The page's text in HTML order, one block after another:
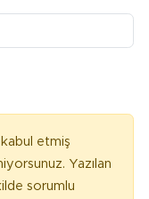
kabul etmiş
Yazılan
sorumlu